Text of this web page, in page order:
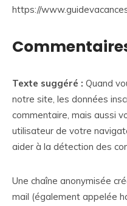
https://
Texte suggéré : Quand
notre site, les données
commentaire, mais aussi
utilisateur de votre
aider à la détection des
Une chaîne anonymisée
mail (également appelée